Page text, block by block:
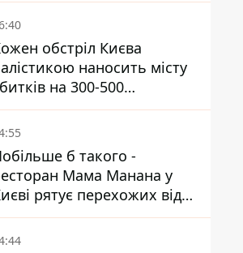
обстріл Києва
наносить місту
на 300-500
- Петро
б такого -
Мама Манана у
рятує перехожих від